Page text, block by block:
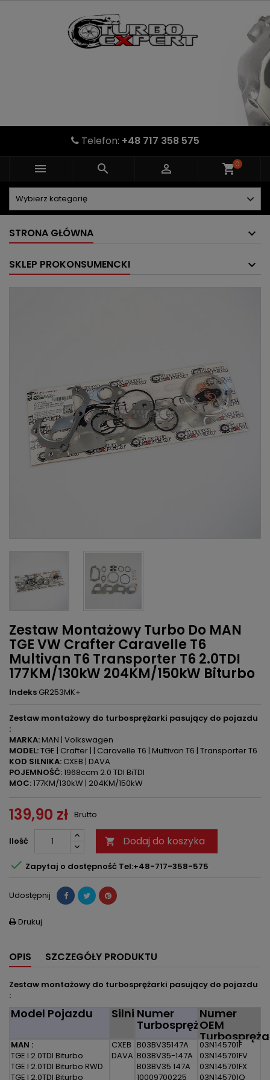
Telefon: +48 717 358 575
   shopping_cart0
STRONA GŁÓWNA
SKLEP PROKONSUMENCKI
Zestaw Montażowy Turbo Do MAN
TGE VW Crafter Caravelle T6
Multivan T6 Transporter T6 2.0TDI
177KM/130kW 204KM/150kW Biturbo
Indeks GR253MK+
Zestaw montażowy do turbosprężarki pasujący do pojazdu
:
MARKA:MAN | Volkswagen
MODEL:TGE | Crafter | | Caravelle T6 | Multivan T6 | Transporter T6
KOD SILNIKA: CXEB | DAVA
POJEMNOŚĆ:1968ccm 2.0 TDI BiTDI
MOC:177KM/130kW | 204KM/150kW
139,90 zł Brutto
Ilość  Dodaj do koszyka
 Zapytaj o dostępność Tel:+48-717-358-575
Udostępnij
 Drukuj
OPIS SZCZEGÓŁY PRODUKTU
Zestaw montażowy do turbosprężarki pasujący do pojazdu
:
Model Pojazdu SilnikNumer
Turbosprężarki
Numer
OEM
MAN :
TGE I 2.0TDI Biturbo
TGE I 2.0TDI Biturbo RWD
TGE I 2.0TDI Biturbo
CXEB
DAVA
B03BV35147A
B03BV35-147A
B03BV35 147A
10009700225
03N145701F
03N145701FV
03N145701FX
03N145701Q